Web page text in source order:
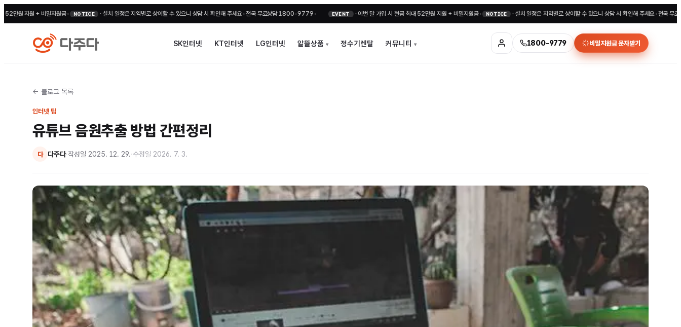
원 + 비밀지원금• NOTICE ·설치 일정은 지역별로 상이할 수 있으니 상담 시 확인해 주세요•전국 무료상담 1800-9779• EVENT · 이번 달 가입 시 현금 최대 52만원 지원 + 비밀지원금• NOTICE ·설치 일정은 지역별로 상이할 수 있으니 상담 시 확인해 주세요•전국 무료상담
SK인터넷 KT인터넷 LG인터넷 알뜰상품 정수기렌탈 커뮤니티 1800-9779 비밀지원금 문자받기
← 블로그 목록
인터넷 팁
유튜브 음원추출 방법 간편정리
다 다주다·작성일 2025. 12. 29.·수정일 2026. 7. 3.